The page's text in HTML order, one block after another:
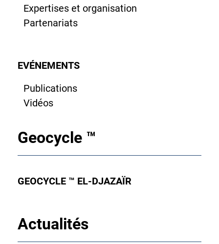
Expertises et organisation
Partenariats
EVÉNEMENTS
Publications
Vidéos
Geocycle ™
GEOCYCLE ™ EL-DJAZAÏR
Actualités